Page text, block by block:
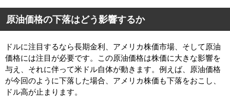
原油価格の下落はどう影響するか
ドルに注目するなら長期金利、アメリカ株価市場、そして原油
価格には注目が必要です。この原油価格は株価に大きな影響を
与え、それに伴って米ドル自体が動きます。例えば、原油価格
が今回のように下落した場合、アメリカ株価も下落をおこし、
ドル高が止まります。